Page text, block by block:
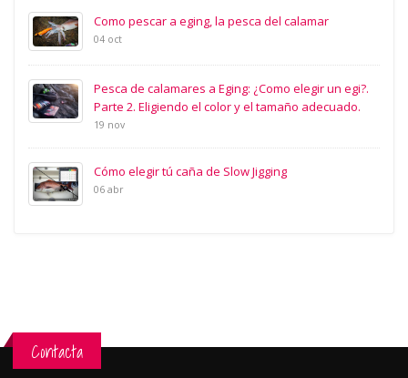
Como pescar a eging, la pesca del calamar
04 oct
Pesca de calamares a Eging: ¿Como elegir un egi?.
Parte 2. Eligiendo el color y el tamaño adecuado.
19 nov
Cómo elegir tú caña de Slow Jigging
06 abr
Contacta